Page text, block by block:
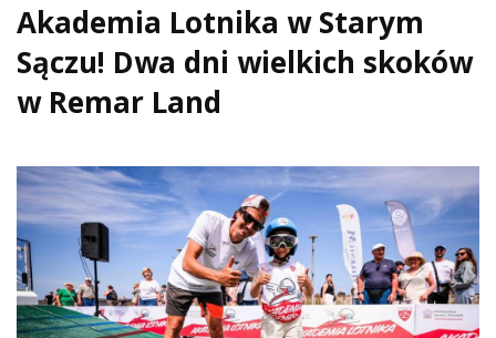
Akademia Lotnika w Starym
Sączu! Dwa dni wielkich skoków
w Remar Land